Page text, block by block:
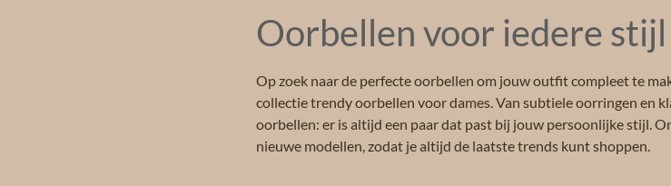
Oorbellen voor iedere stijl
Op zoek naar de perfecte oorbellen om jouw outfit compleet te
collectie trendy oorbellen voor dames. Van subtiele oorringen en
oorbellen: er is altijd een paar dat past bij jouw persoonlijke stijl.
nieuwe modellen, zodat je altijd de laatste trends kunt shoppen.